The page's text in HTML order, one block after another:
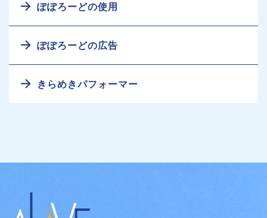
ぽぽろーどの使用
ぽぽろーどの広告
きらめきパフォーマー